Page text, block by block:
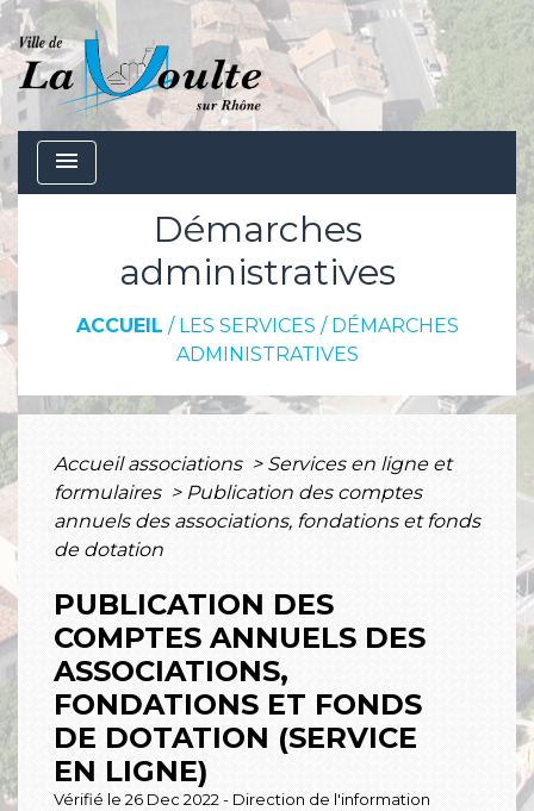
menu
Démarches
administratives
ACCUEIL / LES SERVICES / DÉMARCHES
ADMINISTRATIVES
Accueil associations > Services en ligne et
formulaires > Publication des comptes
annuels des associations, fondations et fonds
de dotation
PUBLICATION DES
COMPTES ANNUELS DES
ASSOCIATIONS,
FONDATIONS ET FONDS
DE DOTATION (SERVICE
EN LIGNE)
Vérifié le 26 Dec 2022 - Direction de l'information